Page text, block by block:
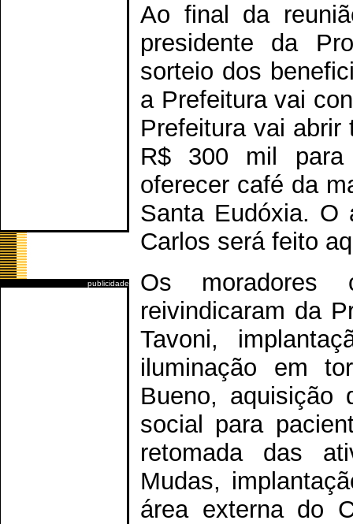
publicidade
Ao final da
presidente da
sorteio dos
a Prefeitura vai
Prefeitura vai
R$ 300 mil
oferecer café da
Santa Eudóxia. O
Carlos será feito
Os moradores
reivindicaram da
Tavoni,
iluminação em
Bueno, aquisição
social para
retomada das
Mudas,
área externa do